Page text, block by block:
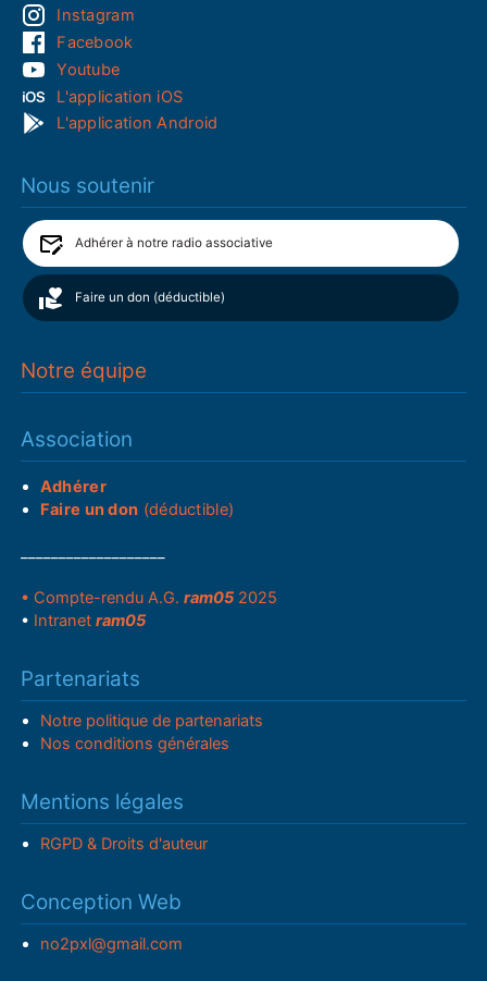
Instagram
Facebook
Youtube
L'application iOS
L'application Android
Nous soutenir
Adhérer à notre radio associative
Faire un don (déductible)
Notre équipe
Association
Adhérer
Faire un don (déductible)
• Compte-rendu A.G.ram05 2025
• Intranetram05
Partenariats
Notre politique de partenariats
Nos conditions générales
Mentions légales
RGPD & Droits d'auteur
Conception Web
no2pxl@gmail.com